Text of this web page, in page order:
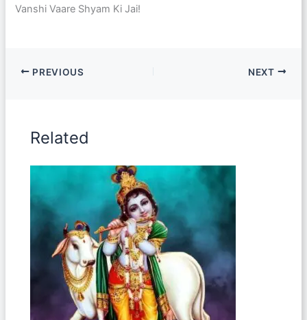
Vanshi Vaare Shyam Ki Jai!
PREVIOUS NEXT
Related